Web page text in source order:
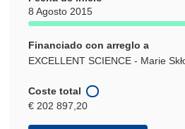
8 Agosto 2015
Financiado con arreglo a
EXCELLENT SCIENCE - Marie
Coste total
€ 202 897,20